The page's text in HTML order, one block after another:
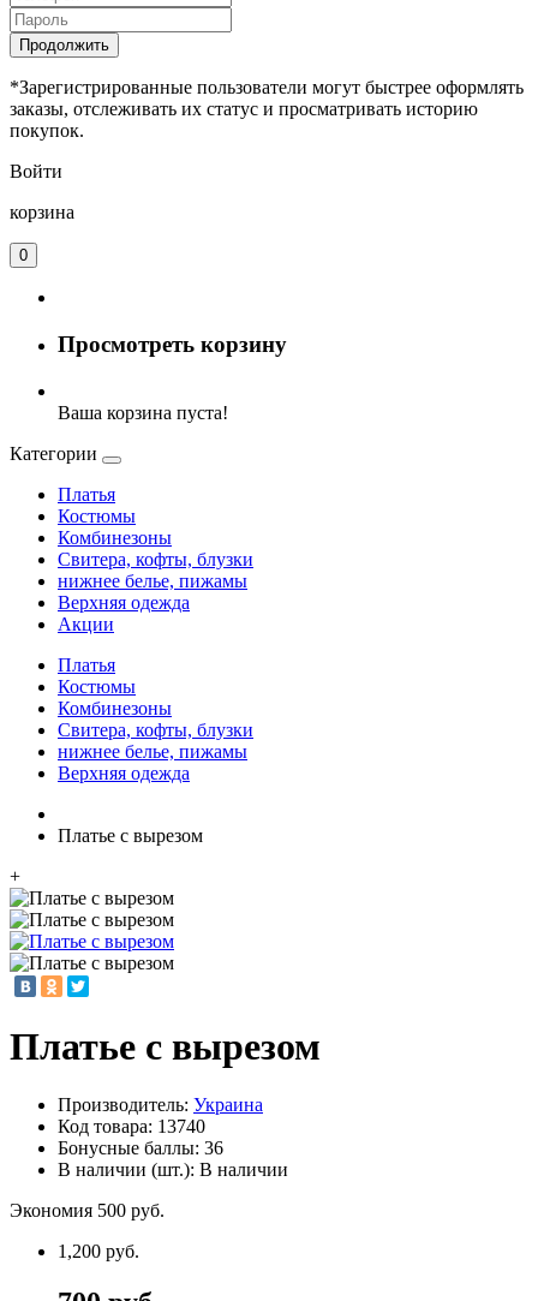
Продолжить
*Зарегистрированные пользователи могут быстрее оформлять
заказы, отслеживать их статус и просматривать историю
покупок.
Войти
корзина
0
Просмотреть корзину
Ваша корзина пуста!
Категории
Платья
Костюмы
Комбинезоны
Свитера, кофты, блузки
нижнее белье, пижамы
Верхняя одежда
Акции
Платья
Костюмы
Комбинезоны
Свитера, кофты, блузки
нижнее белье, пижамы
Верхняя одежда
Платье с вырезом
+
Платье с вырезом
Производитель: Украина
Код товара: 13740
Бонусные баллы: 36
В наличии (шт.): В наличии
Экономия 500 руб.
1,200 руб.